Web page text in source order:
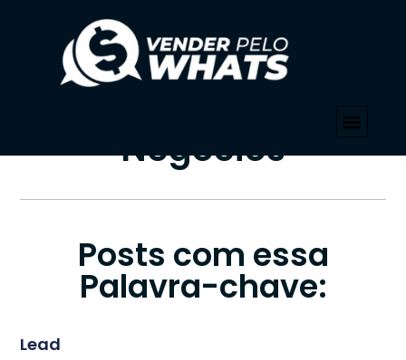
PALAVRA-CHAVE
Início »WhatsApp Para Negócios
Tag: WhatsApp Para
Negócios
Posts com essa
Palavra-chave:
Lead